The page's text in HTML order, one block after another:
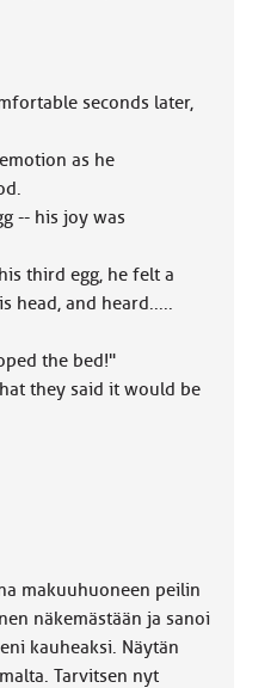
seconds later,
as he
-- his joy was
third egg, he felt a
head, and heard.....
the bed!"
they said it would be
makuuhuoneen peilin
näkemästään ja sanoi
kauheaksi. Näytän
Tarvitsen nyt